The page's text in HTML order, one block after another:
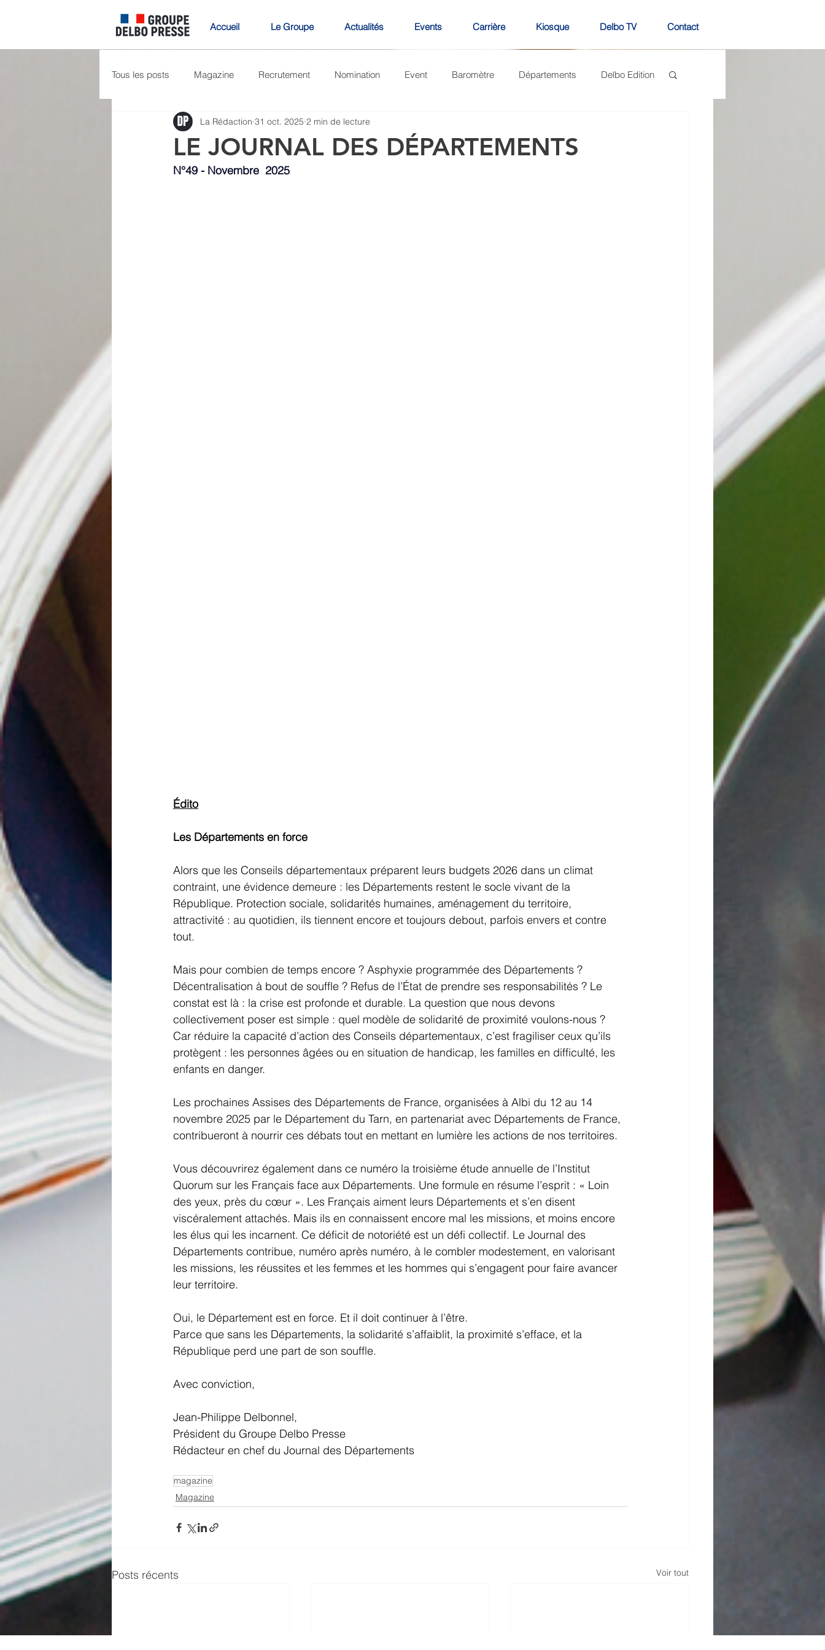
Accueil Le Groupe Actualités Events Carrière Kiosque Delbo TV Contact
Tous les posts Magazine Recrutement Nomination Event Baromètre Départements Delbo Edition
actualités
LE JOURNAL DES DÉPARTEMENTS
La Rédaction 31 oct. 2025 2 min de lecture
N°49 - Novembre  2025
Édito
Les Départements en force
Alors que les Conseils départementaux préparent leurs budgets 2026 dans un climat
contraint, une évidence demeure : les Départements restent le socle vivant de la
République. Protection sociale, solidarités humaines, aménagement du territoire,
attractivité : au quotidien, ils tiennent encore et toujours debout, parfois envers et contre
tout.
Mais pour combien de temps encore ? Asphyxie programmée des Départements ?
Décentralisation à bout de souffle ? Refus de l’État de prendre ses responsabilités ? Le
constat est là : la crise est profonde et durable. La question que nous devons
collectivement poser est simple : quel modèle de solidarité de proximité voulons-nous ?
Car réduire la capacité d’action des Conseils départementaux, c’est fragiliser ceux qu’ils
protègent : les personnes âgées ou en situation de handicap, les familles en difficulté, les
enfants en danger.
Les prochaines Assises des Départements de France, organisées à Albi du 12 au 14
novembre 2025 par le Département du Tarn, en partenariat avec Départements de France,
contribueront à nourrir ces débats tout en mettant en lumière les actions de nos territoires.
Vous découvrirez également dans ce numéro la troisième étude annuelle de l’Institut
Quorum sur les Français face aux Départements. Une formule en résume l’esprit : « Loin
des yeux, près du cœur ». Les Français aiment leurs Départements et s’en disent
viscéralement attachés. Mais ils en connaissent encore mal les missions, et moins encore
les élus qui les incarnent. Ce déficit de notoriété est un défi collectif. Le Journal des
Départements contribue, numéro après numéro, à le combler modestement, en valorisant
les missions, les réussites et les femmes et les hommes qui s’engagent pour faire avancer
leur territoire.
Oui, le Département est en force. Et il doit continuer à l’être.
Parce que sans les Départements, la solidarité s’affaiblit, la proximité s’efface, et la
République perd une part de son souffle.
Avec conviction,
Jean-Philippe Delbonnel,
Président du Groupe Delbo Presse
Rédacteur en chef du Journal des Départements
magazine
Magazine
Posts récents Voir tout